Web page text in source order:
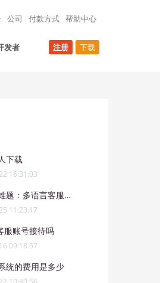
公司 付款方式 帮助中心
发者 注册 下载
下载
16:31:03
解决跨境客服难题：多语言客服工作台助力全球商务
11:23:17
服账号接待吗
09:18:57
统的费用是多少